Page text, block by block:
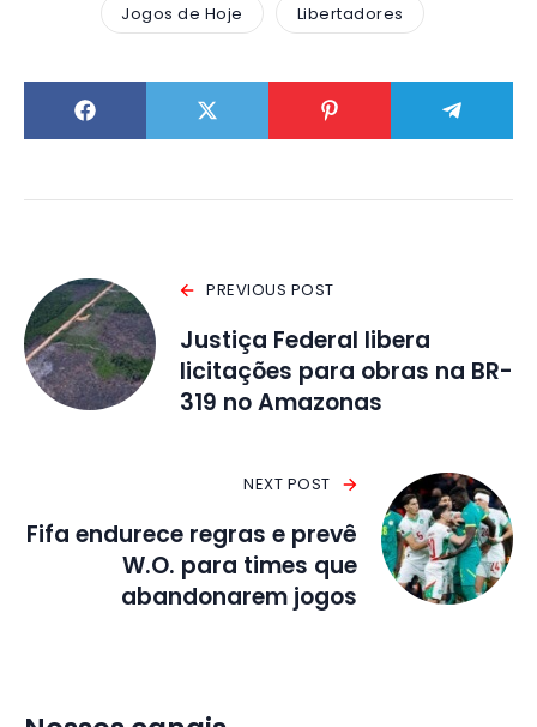
Jogos de Hoje Libertadores
PREVIOUS POST
Justiça Federal libera
licitações para obras na BR-
319 no Amazonas
NEXT POST
Fifa endurece regras e prevê
W.O. para times que
abandonarem jogos